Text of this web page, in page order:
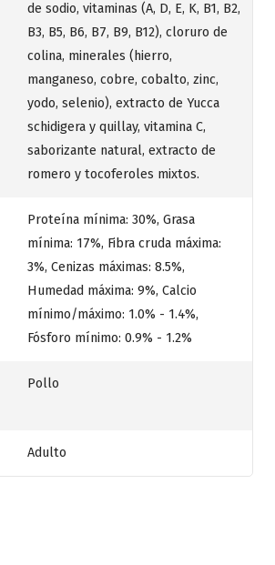
de sodio, vitaminas (A, D, E, K, B1, B2,
B3, B5, B6, B7, B9, B12), cloruro de
colina, minerales (hierro,
manganeso, cobre, cobalto, zinc,
yodo, selenio), extracto de Yucca
schidigera y quillay, vitamina C,
saborizante natural, extracto de
romero y tocoferoles mixtos.
Proteína mínima: 30%, Grasa
mínima: 17%, Fibra cruda máxima:
3%, Cenizas máximas: 8.5%,
Humedad máxima: 9%, Calcio
mínimo/máximo: 1.0% - 1.4%,
Fósforo mínimo: 0.9% - 1.2%
Pollo
Adulto